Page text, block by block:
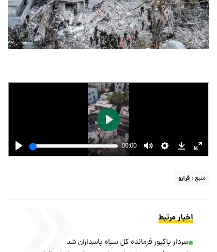
منبع : فرارو
اخبار مرتبط
سردار پاکپور فرمانده کل سپاه پاسداران شد